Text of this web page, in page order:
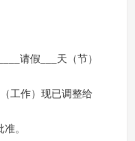
请假___天（节）
工作）现已调整给
。